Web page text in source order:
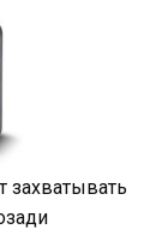
захватывать